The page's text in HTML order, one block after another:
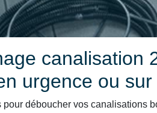
canalisation
urgence ou
pour déboucher vos canalisations